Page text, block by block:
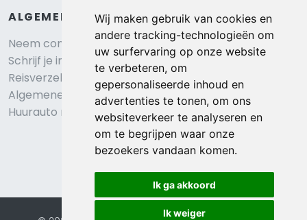
Wij maken gebruik van cookies en
andere tracking-technologieën om
uw surfervaring op onze website
te verbeteren, om
gepersonaliseerde inhoud en
advertenties te tonen, om ons
websiteverkeer te analyseren en
om te begrijpen waar onze
bezoekers vandaan komen.
Ik ga akkoord
Ik weiger
ALGEMEEN
Neem contact op
Schrijf je in voor onze nieuwsbrief
Reisverzekering afsluiten
Algemene voorwaarden
Huurauto reserveren